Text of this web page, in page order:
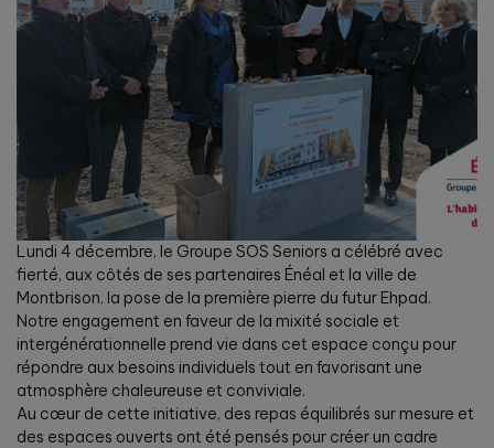
Lundi 4 décembre, le Groupe SOS Seniors a célébré avec
fierté, aux côtés de ses partenaires Énéal et la ville de
Montbrison, la pose de la première pierre du futur Ehpad.
Notre engagement en faveur de la mixité sociale et
intergénérationnelle prend vie dans cet espace conçu pour
répondre aux besoins individuels tout en favorisant une
atmosphère chaleureuse et conviviale.
Au cœur de cette initiative, des repas équilibrés sur mesure et
des espaces ouverts ont été pensés pour créer un cadre